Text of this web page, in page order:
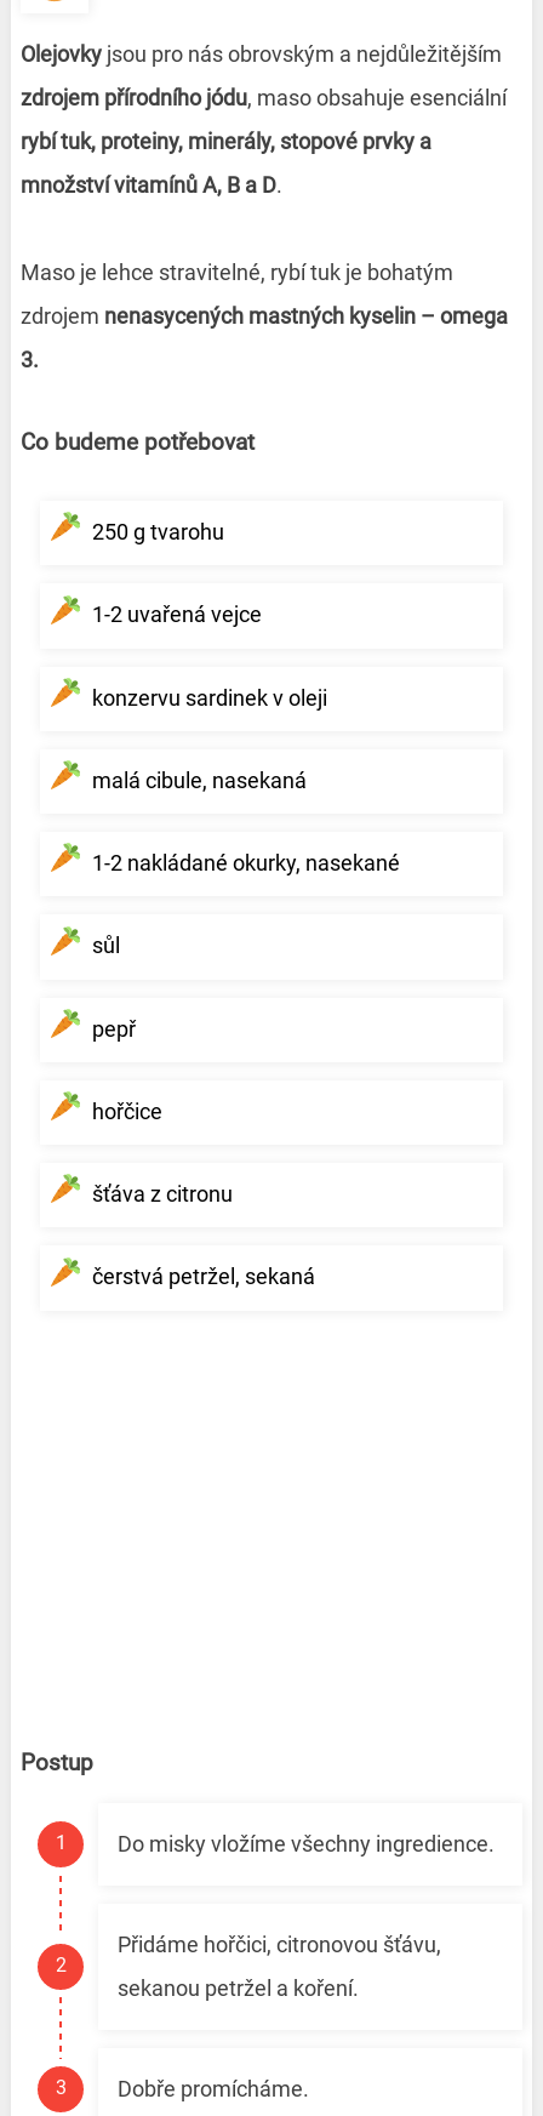
Olejovkyjsou pro nás obrovským a nejdůležitějším
zdrojem přírodního jódu, maso obsahuje esenciální
rybí tuk, proteiny, minerály, stopové prvky a
množství vitamínů A, B a D.
Maso je lehce stravitelné, rybí tuk je bohatým
zdrojem nenasycených mastných kyselin – omega
3.
Co budeme potřebovat
250 g tvarohu
1-2 uvařená vejce
konzervu sardinek v oleji
malá cibule, nasekaná
1-2 nakládané okurky, nasekané
sůl
pepř
hořčice
šťáva z citronu
čerstvá petržel, sekaná
Postup
Do misky vložíme všechny ingredience.
Přidáme hořčici, citronovou šťávu,
sekanou petržel a koření.
Dobře promícháme.